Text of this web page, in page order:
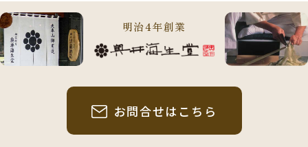
明治4年創業
お問合せはこちら